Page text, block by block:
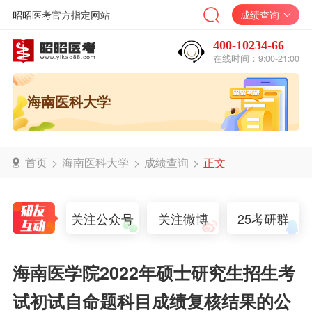
昭昭医考官方指定网站 成绩查询
400-10234-66
在线时间：9:00-21:00
海南医科大学
首页 > 海南医科大学 > 成绩查询 > 正文
关注公众号 关注微博 25考研群
海南医学院2022年硕士研究生招生考
试初试自命题科目成绩复核结果的公